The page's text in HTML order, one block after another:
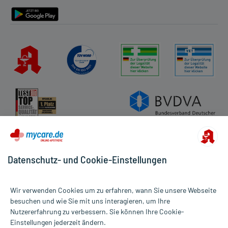
Alle Preise gelten inkl. MwSt., ggf. zzgl. Versandkosten
Informationen auf dieser Website werden ausschließlich für
Datenschutz- und Cookie-Einstellungen
Wir verwenden Cookies um zu erfahren, wann Sie unsere Webseite
besuchen und wie Sie mit uns interagieren, um Ihre
Nutzererfahrung zu verbessern. Sie können Ihre Cookie-
Einstellungen jederzeit ändern.